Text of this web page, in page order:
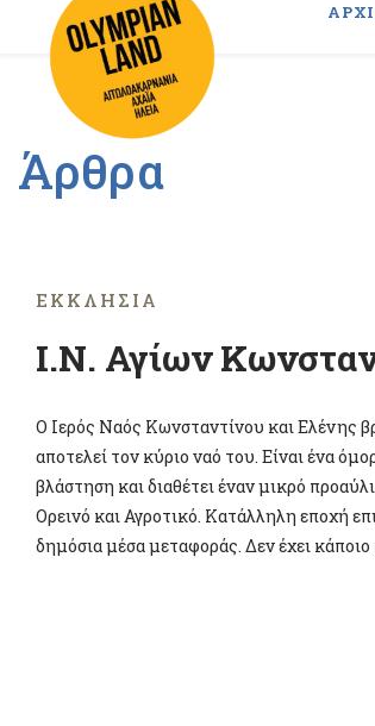
Άρθρα
ΕΚΚΛΗΣΊΑ
Ι.Ν. Αγίων
Ο Ιερός Ναός Κωνσταντίνου και Ελένης
αποτελεί τον κύριο ναό του. Είναι ένα
βλάστηση και διαθέτει έναν μικρό
Ορεινό και Αγροτικό. Κατάλληλη εποχή
δημόσια μέσα μεταφοράς. Δεν έχει κάποιο